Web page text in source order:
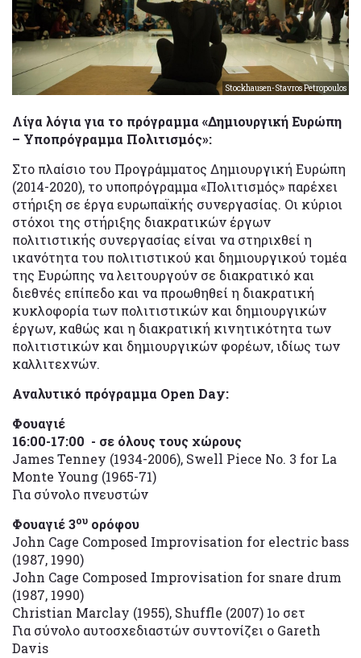
Stockhausen-Stavros Petropoulos
Λίγα λόγια για το πρόγραμμα «Δημιουργική Ευρώπη
– Υποπρόγραμμα Πολιτισμός»:
Στο πλαίσιο του Προγράμματος Δημιουργική Ευρώπη
(2014-2020), το υποπρόγραμμα «Πολιτισμός» παρέχει
στήριξη σε έργα ευρωπαϊκής συνεργασίας. Οι κύριοι
στόχοι της στήριξης διακρατικών έργων
πολιτιστικής συνεργασίας είναι να στηριχθεί η
ικανότητα του πολιτιστικού και δημιουργικού τομέα
της Ευρώπης να λειτουργούν σε διακρατικό και
διεθνές επίπεδο και να προωθηθεί η διακρατική
κυκλοφορία των πολιτιστικών και δημιουργικών
έργων, καθώς και η διακρατική κινητικότητα των
πολιτιστικών και δημιουργικών φορέων, ιδίως των
καλλιτεχνών.
Αναλυτικό πρόγραμμα Open Day:
Φουαγιέ
16:00-17:00 - σε όλους τους χώρους
James Tenney (1934-2006), Swell Piece No. 3 for La
Monte Young (1965-71)
Για σύνολο πνευστών
Φουαγιέ 3ου ορόφου
John Cage Composed Improvisation for electric bass
(1987, 1990)
John Cage Composed Improvisation for snare drum
(1987, 1990)
Christian Marclay (1955), Shuffle (2007) 1ο σετ
Για σύνολο αυτοσχεδιαστών συντονίζει ο Gareth
Davis